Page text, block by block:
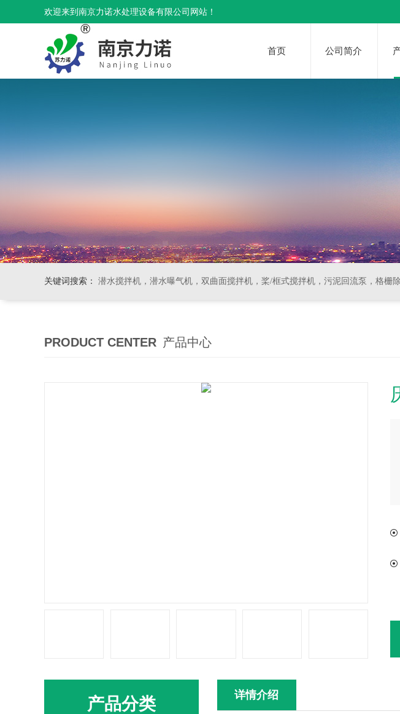
欢迎来到南京力诺水处理设备有限公司网站！
首页 公司简介
关键词搜索： 潜水搅拌机，潜水曝气机，双曲面搅拌机，桨/框式搅拌机，污泥回流泵，格栅除污机，输
PRODUCT CENTER 产品中心
详情介绍
产品分类